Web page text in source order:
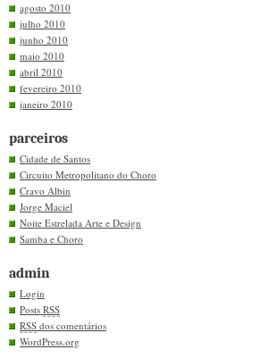
agosto 2010
julho 2010
junho 2010
maio 2010
abril 2010
fevereiro 2010
janeiro 2010
parceiros
Cidade de Santos
Circuito Metropolitano do Choro
Cravo Albin
Jorge Maciel
Noite Estrelada Arte e Design
Samba e Choro
admin
Login
Posts RSS
RSS dos comentários
WordPress.org